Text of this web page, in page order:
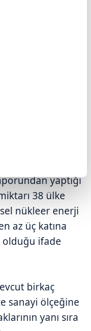
yaptığı
38 ülke
nükleer enerji
az üç katına
olduğu ifade
birkaç
sanayi ölçeğine
yanı sıra